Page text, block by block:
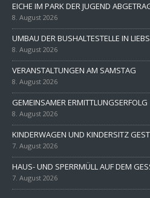
EICHE IM PARK DER JUGEND
8. August 2026
UMBAU DER BUSHALTESTELLE IN
8. August 2026
VERANSTALTUNGEN AM SAMSTAG
8. August 2026
GEMEINSAMER ERMITTLUNGSERFOLG
8. August 2026
KINDERWAGEN UND KINDERSITZ
7. August 2026
HAUS- UND SPERRMÜLL AUF DEM
7. August 2026